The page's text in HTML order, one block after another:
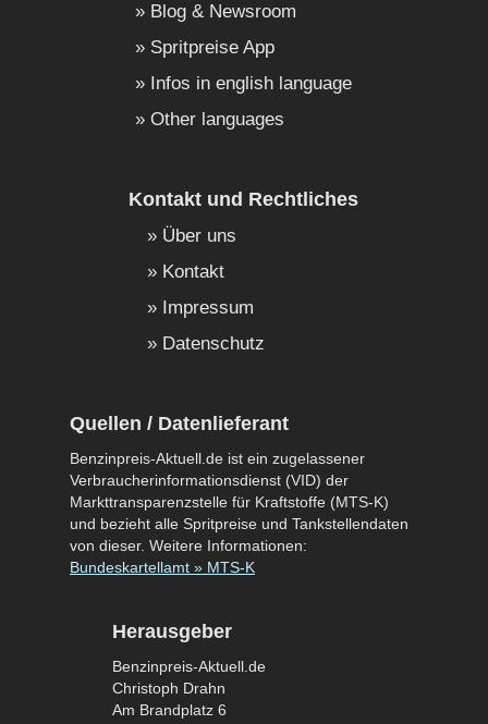
Blog & Newsroom
Spritpreise App
Infos in english language
Other languages
Kontakt und Rechtliches
Über uns
Kontakt
Impressum
Datenschutz
Quellen / Datenlieferant
Benzinpreis-Aktuell.de ist ein zugelassener
Verbraucherinformationsdienst (VID) der
Markttransparenzstelle für Kraftstoffe (MTS-K)
und bezieht alle Spritpreise und Tankstellendaten
von dieser. Weitere Informationen:
Bundeskartellamt » MTS-K
Herausgeber
Benzinpreis-Aktuell.de
Christoph Drahn
Am Brandplatz 6